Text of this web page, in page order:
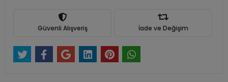
Güvenli Alışveriş İade ve Değişim